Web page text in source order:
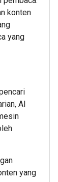
konten
yang
AI
yang